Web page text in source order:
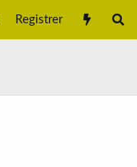
Registrer